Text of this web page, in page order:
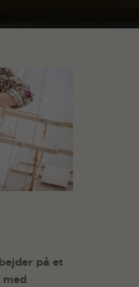
på et